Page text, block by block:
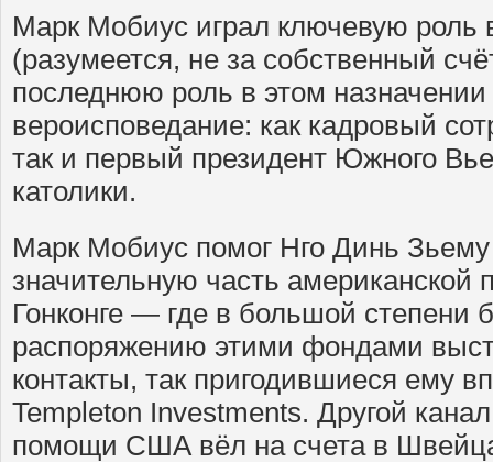
Марк Мобиус играл ключевую роль
(разумеется, не за собственный
последнюю роль в этом
вероисповедание: как кадровый
так и первый президент Южного
католики.
Марк Мобиус помог Нго Динь Зьему
значительную часть американской
Гонконге — где в большой степени
распоряжению этими фондами
контакты, так пригодившиеся ему
Templeton Investments. Другой
помощи США вёл на счета в